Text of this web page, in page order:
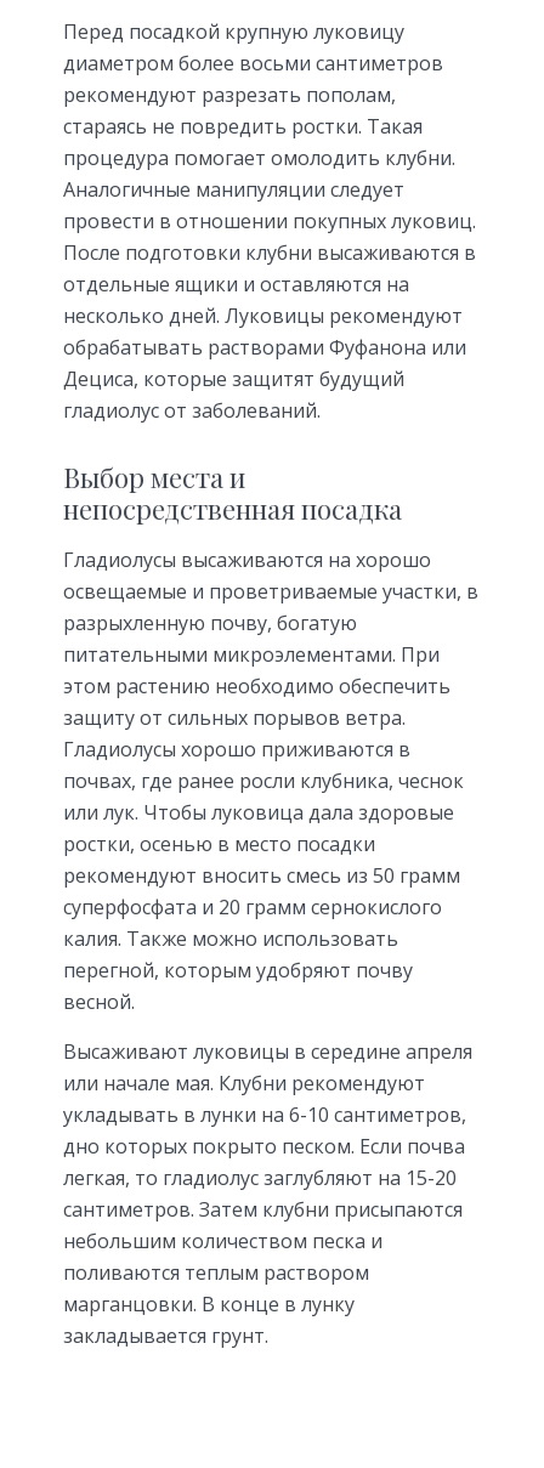
Перед посадкой крупную луковицу
диаметром более восьми сантиметров
рекомендуют разрезать пополам,
стараясь не повредить ростки. Такая
процедура помогает омолодить клубни.
Аналогичные манипуляции следует
провести в отношении покупных луковиц.
После подготовки клубни высаживаются в
отдельные ящики и оставляются на
несколько дней. Луковицы рекомендуют
обрабатывать растворами Фуфанона или
Дециса, которые защитят будущий
гладиолус от заболеваний.
Выбор места и
непосредственная посадка
Гладиолусы высаживаются на хорошо
освещаемые и проветриваемые участки, в
разрыхленную почву, богатую
питательными микроэлементами. При
этом растению необходимо обеспечить
защиту от сильных порывов ветра.
Гладиолусы хорошо приживаются в
почвах, где ранее росли клубника, чеснок
или лук. Чтобы луковица дала здоровые
ростки, осенью в место посадки
рекомендуют вносить смесь из 50 грамм
суперфосфата и 20 грамм сернокислого
калия. Также можно использовать
перегной, которым удобряют почву
весной.
Высаживают луковицы в середине апреля
или начале мая. Клубни рекомендуют
укладывать в лунки на 6-10 сантиметров,
дно которых покрыто песком. Если почва
легкая, то гладиолус заглубляют на 15-20
сантиметров. Затем клубни присыпаются
небольшим количеством песка и
поливаются теплым раствором
марганцовки. В конце в лунку
закладывается грунт.